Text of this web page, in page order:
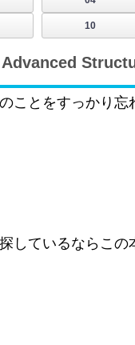
10
ことをすっかり忘
しているならこの